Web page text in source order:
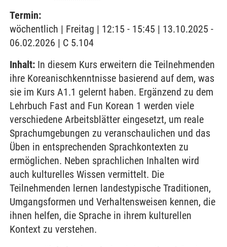
Termin:
wöchentlich | Freitag | 12:15 - 15:45 | 13.10.2025 -
06.02.2026 | C 5.104
Inhalt: In diesem Kurs erweitern die Teilnehmenden
ihre Koreanischkenntnisse basierend auf dem, was
sie im Kurs A1.1 gelernt haben. Ergänzend zu dem
Lehrbuch Fast and Fun Korean 1 werden viele
verschiedene Arbeitsblätter eingesetzt, um reale
Sprachumgebungen zu veranschaulichen und das
Üben in entsprechenden Sprachkontexten zu
ermöglichen. Neben sprachlichen Inhalten wird
auch kulturelles Wissen vermittelt. Die
Teilnehmenden lernen landestypische Traditionen,
Umgangsformen und Verhaltensweisen kennen, die
ihnen helfen, die Sprache in ihrem kulturellen
Kontext zu verstehen.